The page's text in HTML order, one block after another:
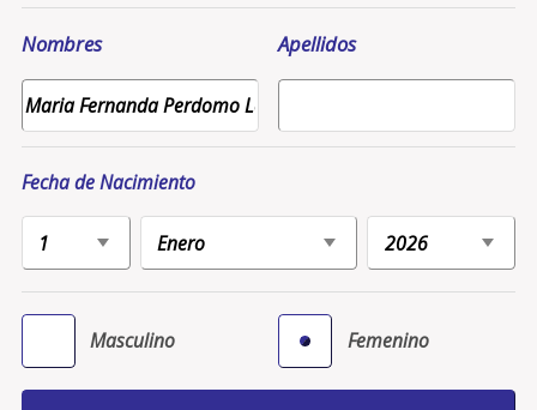
Nombres Apellidos
Fecha de Nacimiento
Masculino Femenino